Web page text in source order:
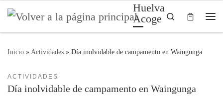
Saltar al contenido
Huelva
Acoge
Search
Inicio » Actividades » Día inolvidable de campamento en Waingunga
ACTIVIDADES
Día inolvidable de campamento en Waingunga